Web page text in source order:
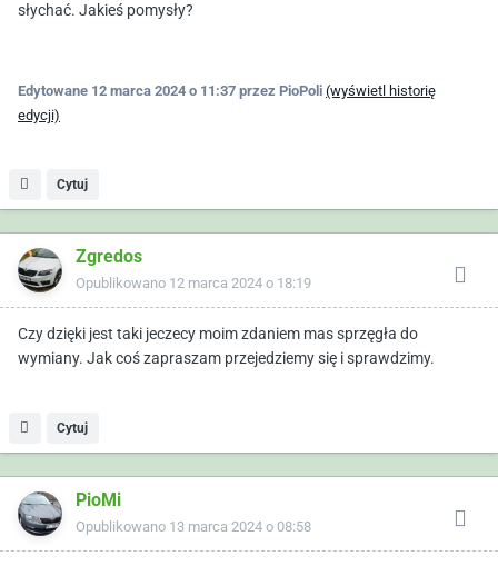
słychać. Jakieś pomysły?
Edytowane 12 marca 2024 o 11:37 przez PioPoli (wyświetl historię
edycji)
Cytuj
Zgredos
Opublikowano 12 marca 2024 o 18:19
Czy dzięki jest taki jeczecy moim zdaniem mas sprzęgła do
wymiany. Jak coś zapraszam przejedziemy się i sprawdzimy.
Cytuj
PioMi
Opublikowano 13 marca 2024 o 08:58